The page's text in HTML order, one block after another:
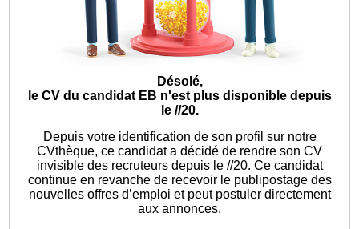
Désolé,
le CV du candidat EB n'est plus disponible depuis
le //20.
Depuis votre identification de son profil sur notre
CVthèque, ce candidat a décidé de rendre son CV
invisible des recruteurs depuis le //20. Ce candidat
continue en revanche de recevoir le publipostage des
nouvelles offres d’emploi et peut postuler directement
aux annonces.